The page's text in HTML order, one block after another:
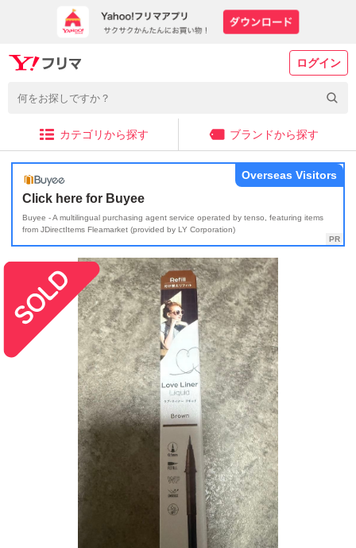
ログイン
カテゴリから探す ブランドから探す
Click here for Buyee
Buyee - A multilingual purchasing agent service operated by tenso, featuring items
from JDirectItems Fleamarket (provided by LY Corporation)
Overseas Visitors